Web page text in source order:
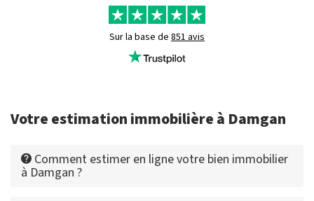
Sur la base de 851 avis
Votre estimation immobilière à Damgan
Comment estimer en ligne votre bien immobilier
à Damgan ?